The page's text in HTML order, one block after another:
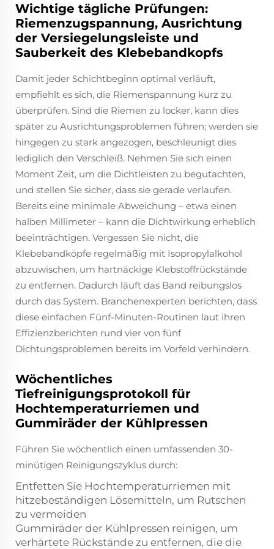
Wichtige tägliche Prüfungen:
Riemenzugspannung, Ausrichtung
der Versiegelungsleiste und
Sauberkeit des Klebebandkopfs
Damit jeder Schichtbeginn optimal verläuft,
empfiehlt es sich, die Riemenspannung kurz zu
überprüfen. Sind die Riemen zu locker, kann dies
später zu Ausrichtungsproblemen führen; werden sie
hingegen zu stark angezogen, beschleunigt dies
lediglich den Verschleiß. Nehmen Sie sich einen
Moment Zeit, um die Dichtleisten zu begutachten,
und stellen Sie sicher, dass sie gerade verlaufen.
Bereits eine minimale Abweichung – etwa einen
halben Millimeter – kann die Dichtwirkung erheblich
beeinträchtigen. Vergessen Sie nicht, die
Klebebandköpfe regelmäßig mit Isopropylalkohol
abzuwischen, um hartnäckige Klebstoffrückstände
zu entfernen. Dadurch läuft das Band reibungslos
durch das System. Branchenexperten berichten, dass
diese einfachen Fünf-Minuten-Routinen laut ihren
Effizienzberichten rund vier von fünf
Dichtungsproblemen bereits im Vorfeld verhindern.
Wöchentliches
Tiefreinigungsprotokoll für
Hochtemperaturriemen und
Gummiräder der Kühlpressen
Führen Sie wöchentlich einen umfassenden 30-
minütigen Reinigungszyklus durch:
Entfetten Sie Hochtemperaturriemen mit
hitzebeständigen Lösemitteln, um Rutschen
zu vermeiden
Gummiräder der Kühlpressen reinigen, um
verhärtete Rückstände zu entfernen, die die